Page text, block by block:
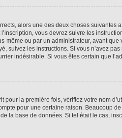
alors une des deux choses suivantes
vous devrez suivre les
ou par un administrateur, avant que
suivez les instructions. Si vous n’avez
indésirable. Si vous êtes certain que
la première fois, vérifiez votre nom
pour une certaine raison. Beaucoup
la base de données. Si tel était le cas,